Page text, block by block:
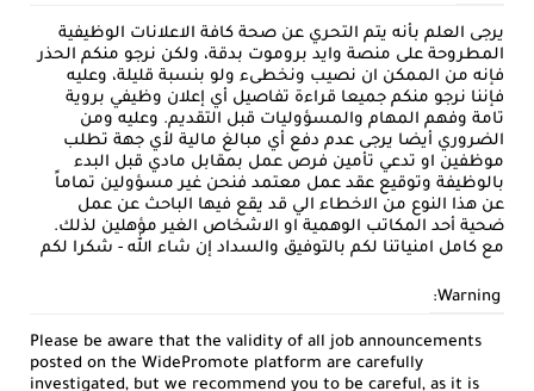
يرجى العلم بأنه يتم التحري عن صحة كافة الاعلانات الوظيفية
المطروحة على منصة وايد بروموت بدقة، ولكن نرجو منكم الحذر
فإنه من الممكن ان نصيب ونخطىء ولو بنسبة قليلة، وعليه
فإننا نرجو منكم جميعا قراءة تفاصيل أي إعلان وظيفي بروية
تامة وفهم المهام والمسؤوليات قبل التقديم. وعليه ومن
الضروري أيضا يرجى عدم دفع أي مبالغ مالية لأي جهة تطلب
موظفين او تدعي تأمين فرص عمل بمقابل مادي قبل البدء
بالوظيفة وتوقيع عقد عمل معتمد فنحن غير مسؤولين تماماً
عن هذا النوع من الاخطاء الي قد يقع فيها الباحث عن عمل
ضحية أحد المكاتب الوهمية او الاشخاص الغير مؤهلين لذلك.
مع كامل امنياتنا لكم بالتوفيق والسداد إن شاء الله - شكرا لكم
Warning:
Please be aware that the validity of all job announcements
posted on the WidePromote platform are carefully
investigated, but we recommend you to be careful, as it is